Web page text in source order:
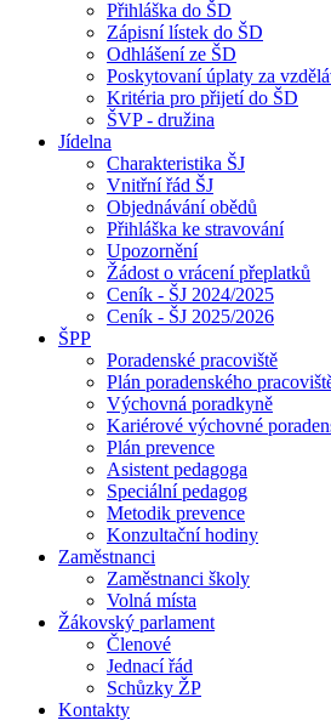
Přihláška do ŠD
Zápisní lístek do ŠD
Odhlášení ze ŠD
Poskytovaní úplaty za
Kritéria pro přijetí do ŠD
ŠVP - družina
Jídelna
Charakteristika ŠJ
Vnitřní řád ŠJ
Objednávání obědů
Přihláška ke stravování
Upozornění
Žádost o vrácení přeplatků
Ceník - ŠJ 2024/2025
Ceník - ŠJ 2025/2026
ŠPP
Poradenské pracoviště
Plán poradenského
Výchovná poradkyně
Kariérové výchovné
Plán prevence
Asistent pedagoga
Speciální pedagog
Metodik prevence
Konzultační hodiny
Zaměstnanci
Zaměstnanci školy
Volná místa
Žákovský parlament
Členové
Jednací řád
Schůzky ŽP
Kontakty